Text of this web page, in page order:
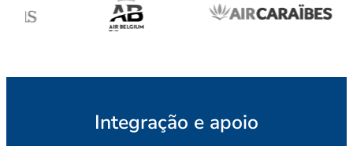
Integração e apoio